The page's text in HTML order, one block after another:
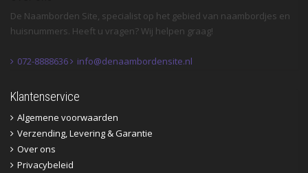
De Naamborden Site, specialist op het gebied van naambordjes en
huisnummers. Heeft u vragen? Wij helpen graag!
072-8888636 info@denaambordensite.nl
Klantenservice
Algemene voorwaarden
Verzending, Levering & Garantie
Over ons
Privacybeleid